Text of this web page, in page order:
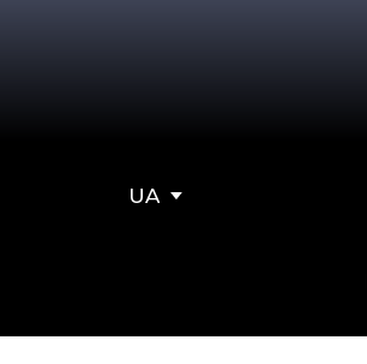
UA